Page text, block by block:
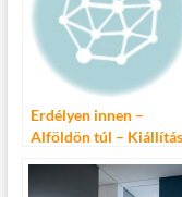
Erdélyen innen –
Alföldön túl –